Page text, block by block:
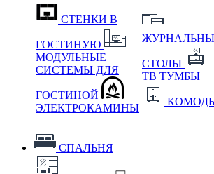
СТЕНКИ В
ГОСТИНУЮ
МОДУЛЬНЫЕ
СИСТЕМЫ ДЛЯ
ГОСТИНОЙ
ЭЛЕКТРОКАМИНЫ
СТОЛЫ
ТВ ТУМБЫ
СПАЛЬНЯ